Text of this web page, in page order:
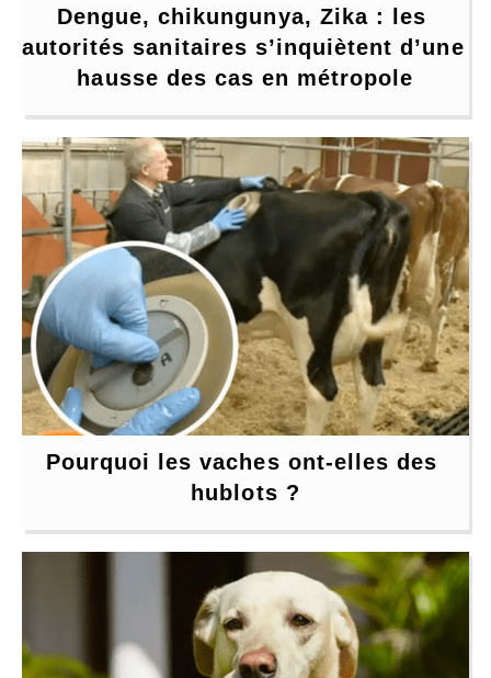
Dengue, chikungunya, Zika : les
autorités sanitaires s’inquiètent d’une
hausse des cas en métropole
Pourquoi les vaches ont-elles des
hublots ?